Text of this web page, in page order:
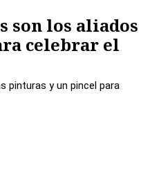
son los aliados
celebrar el
pinturas y un pincel para